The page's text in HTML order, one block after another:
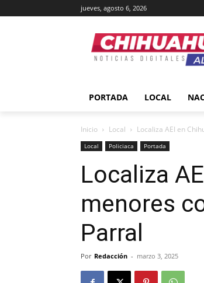
jueves, agosto 6, 2026
PORTADA LOCAL
Inicio Local Localiza AEI en
Local Policiaca Portada
Localiza
menores
Parral
Por Redacción - marzo 3, 2025